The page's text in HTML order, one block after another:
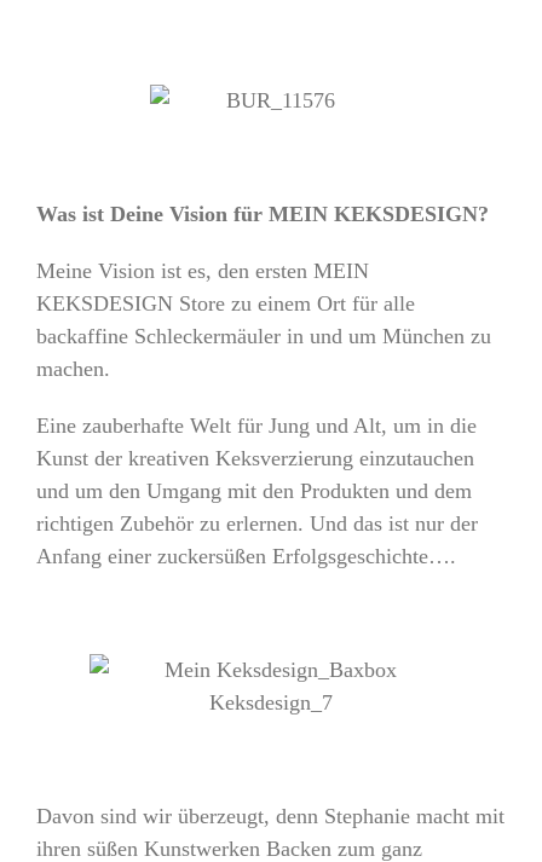
Was ist Deine Vision für MEIN KEKSDESIGN?
Meine Vision ist es, den ersten MEIN
KEKSDESIGN Store zu einem Ort für alle
backaffine Schleckermäuler in und um München zu
machen.
Eine zauberhafte Welt für Jung und Alt, um in die
Kunst der kreativen Keksverzierung einzutauchen
und um den Umgang mit den Produkten und dem
richtigen Zubehör zu erlernen. Und das ist nur der
Anfang einer zuckersüßen Erfolgsgeschichte….
Davon sind wir überzeugt, denn Stephanie macht mit
ihren süßen Kunstwerken Backen zum ganz